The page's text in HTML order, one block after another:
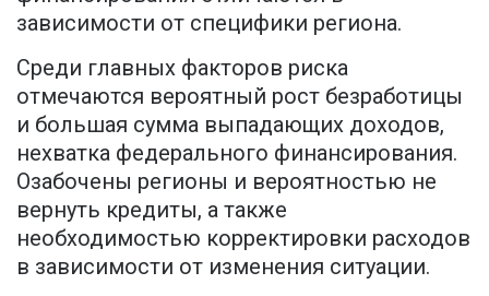
зависимости от специфики региона.
Среди главных факторов риска
отмечаются вероятный рост безработицы
и большая сумма выпадающих доходов,
нехватка федерального финансирования.
Озабочены регионы и вероятностью не
вернуть кредиты, а также
необходимостью корректировки расходов
в зависимости от изменения ситуации.